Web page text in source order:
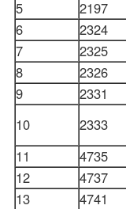
5
2197
6
2324
7
2325
8
2326
9
2331
10
2333
11
4735
12
4737
13
4741